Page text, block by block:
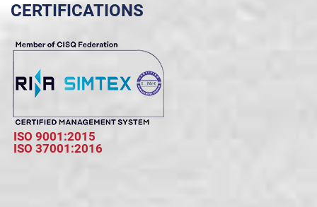
CERTIFICATIONS
ISO 9001:2015
ISO 37001:2016